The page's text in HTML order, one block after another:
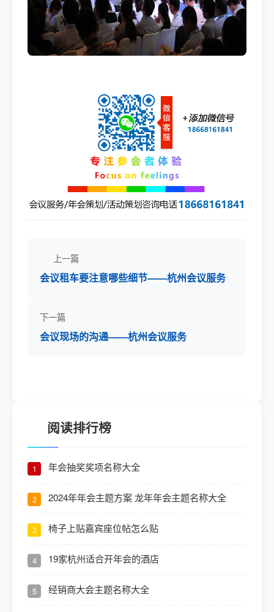
上一篇
会议租车要注意哪些细节——杭州会议服务
下一篇
会议现场的沟通——杭州会议服务
阅读排行榜
1 年会抽奖奖项名称大全
2 2024年年会主题方案 龙年年会主题名称大全
3 椅子上贴嘉宾座位帖怎么贴
4 19家杭州适合开年会的酒店
5 经销商大会主题名称大全